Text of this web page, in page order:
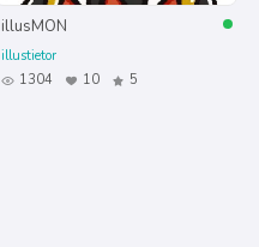
illusMON
illustietor
1304
10 5